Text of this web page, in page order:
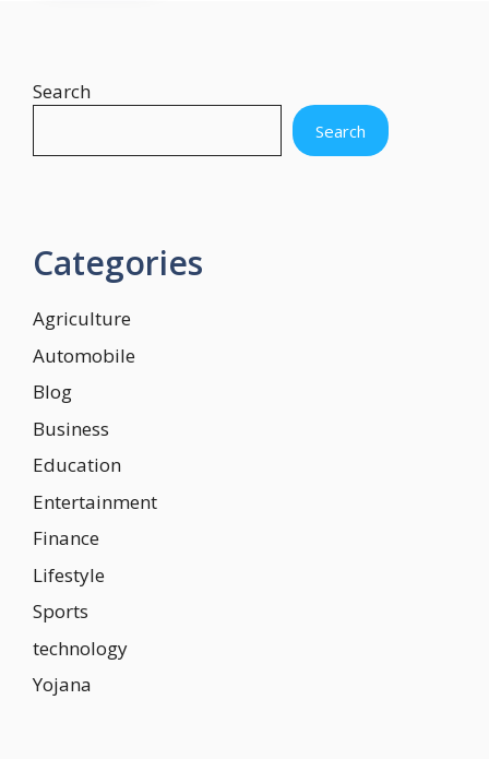
Search
Search
Categories
Agriculture
Automobile
Blog
Business
Education
Entertainment
Finance
Lifestyle
Sports
technology
Yojana